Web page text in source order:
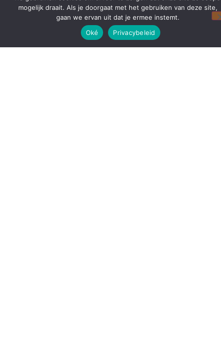
mogelijk draait. Als je doorgaat met het gebruiken van deze site,
gaan we ervan uit dat je ermee instemt.
Oké
Privacybeleid